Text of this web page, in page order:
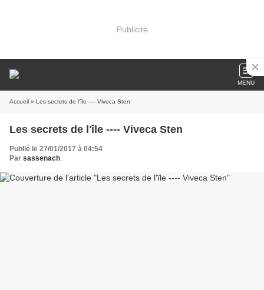
Publicité
MENU
Accueil » Les secrets de l'île ---- Viveca Sten
Les secrets de l'île ---- Viveca Sten
Publié le 27/01/2017 à 04:54
Par sassenach